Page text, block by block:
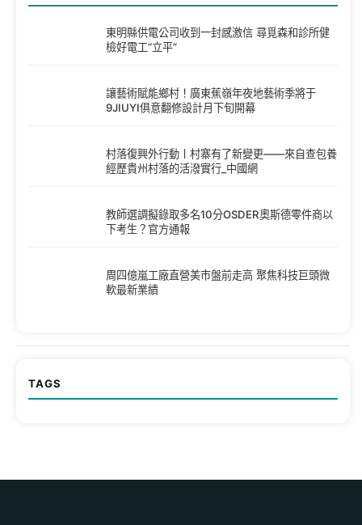
東明縣供電公司收到一封感激信 尋覓森和診所健
檢好電工“立平”
讓藝術賦能鄉村！廣東蕉嶺年夜地藝術季將于
9JIUYI俱意翻修設計月下旬開幕
村落復興外行動丨村寨有了新變更——來自查包養
經歷貴州村落的活潑實行_中國網
教師選調擬錄取多名10分OSDER奧斯德零件商以
下考生？官方通報
周四億嵐工廠直營美市盤前走高 聚焦科技巨頭微
軟最新業績
TAGS